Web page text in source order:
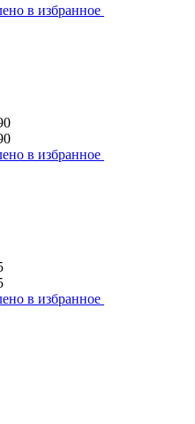
в избранное
в избранное
в избранное